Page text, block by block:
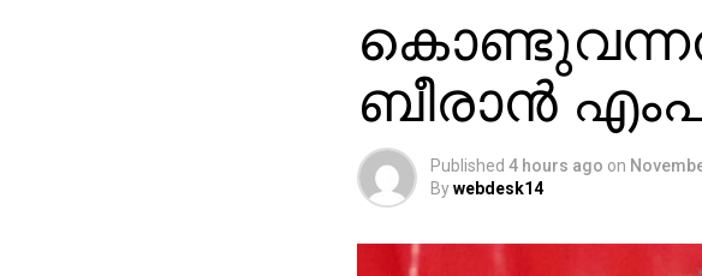
ബീരാൻ
Published 4 hours ago on
Bywebdesk14